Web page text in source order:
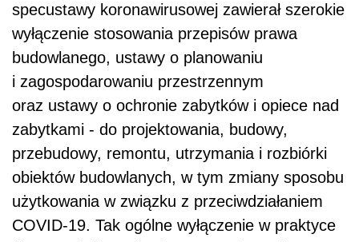
specustawy koronawirusowej zawierał szerokie
wyłączenie stosowania przepisów prawa
budowlanego, ustawy o planowaniu
i zagospodarowaniu przestrzennym
oraz ustawy o ochronie zabytków i opiece nad
zabytkami - do projektowania, budowy,
przebudowy, remontu, utrzymania i rozbiórki
obiektów budowlanych, w tym zmiany sposobu
użytkowania w związku z przeciwdziałaniem
COVID-19. Tak ogólne wyłączenie w praktyce